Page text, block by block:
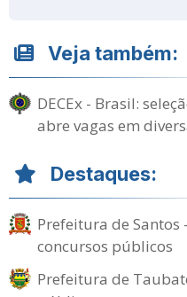
Veja também:
DECEx - Brasil:
abre vagas em
Destaques:
Prefeitura de Santos
concursos públicos
Prefeitura de